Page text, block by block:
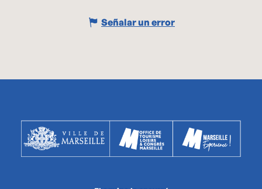
Señalar un error